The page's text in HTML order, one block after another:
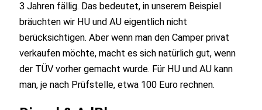
3 Jahren fällig. Das bedeutet, in unserem Beispiel
bräuchten wir HU und AU eigentlich nicht
berücksichtigen. Aber wenn man den Camper privat
verkaufen möchte, macht es sich natürlich gut, wenn
der TÜV vorher gemacht wurde. Für HU und AU kann
man, je nach Prüfstelle, etwa 100 Euro rechnen.